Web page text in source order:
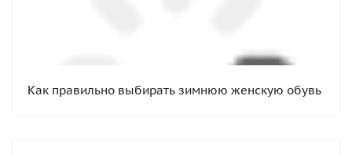
Как правильно выбирать зимнюю женскую обувь